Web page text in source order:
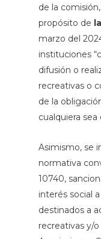
de la
propósito de
marzo del
instituciones
difusión o
recreativas o
de la
cualquiera sea
Asimismo, se
normativa
10740,
interés social
destinados a
recreativas y/